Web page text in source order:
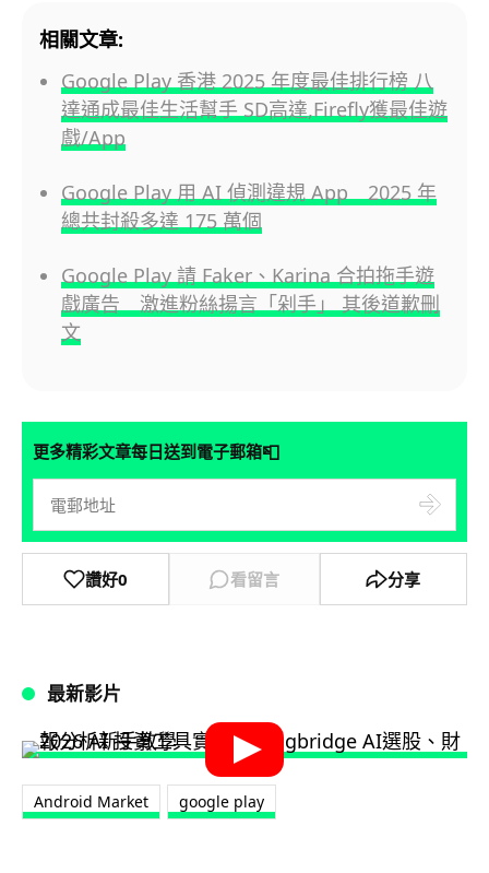
相關文章:
Google Play 香港 2025 年度最佳排行榜 八
達通成最佳生活幫手 SD高達,Firefly獲最佳遊
戲/App
Google Play 用 AI 偵測違規 App 2025 年
總共封殺多達 175 萬個
Google Play 請 Faker、Karina 合拍拖手遊
戲廣告 激進粉絲揚言「剁手」 其後道歉刪
文
更多精彩文章每日送到電子郵箱📮
讚好0 看留言 分享
最新影片
Android Market google play